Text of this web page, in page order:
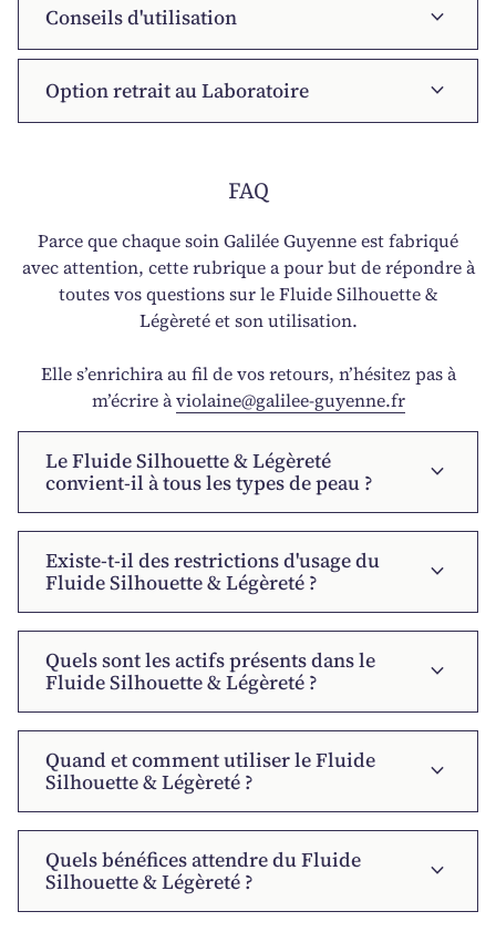
Conseils d'utilisation expand_more
Option retrait au Laboratoire expand_more
FAQ
Parce que chaque soin Galilée Guyenne est fabriqué
avec attention, cette rubrique a pour but de répondre à
toutes vos questions sur le Fluide Silhouette &
Légèreté et son utilisation.
Elle s’enrichira au fil de vos retours, n’hésitez pas à
m’écrire àviolaine@galilee-guyenne.fr
Le Fluide Silhouette & Légèreté
convient-il à tous les types de peau ?
expand_more
Existe-t-il des restrictions d'usage du
Fluide Silhouette & Légèreté ?
expand_more
Quels sont les actifs présents dans le
Fluide Silhouette & Légèreté ?
expand_more
Quand et comment utiliser le Fluide
Silhouette & Légèreté ?
expand_more
Quels bénéfices attendre du Fluide
Silhouette & Légèreté ?
expand_more